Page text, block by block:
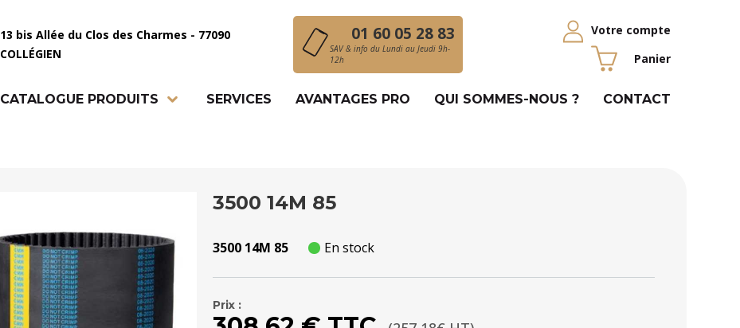
13 bis Allée du Clos des Charmes - 77090
COLLÉGIEN
01 60 05 28 83
SAV & info du Lundi au Jeudi 9h-
12h
Votre compte
Panier
CATALOGUE PRODUITS SERVICES AVANTAGES PRO QUI SOMMES-NOUS ? CONTACT
3500 14M 85
3500 14M 85 En stock
Prix :